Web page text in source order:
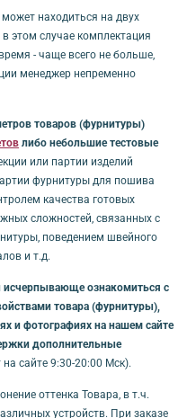
находиться на двух
этом случае комплектация
- чаще всего не больше,
менеджер непременно
товаров (фурнитуры)
либо небольшие тестовые
или партии изделий
фурнитуры для пошива
качества готовых
сложностей, связанных с
поведением швейного
и т.д.
исчерпывающе ознакомиться с
товара (фурнитуры),
и фотографиях на нашем сайте
дополнительные
на сайте 9:30-20:00 Мск).
оттенка Товара, в т.ч.
устройств. При заказе